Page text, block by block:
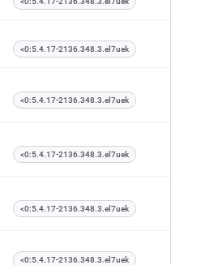
<0:5.4.17-2136.348.3.el7uek
<0:5.4.17-2136.348.3.el7uek
<0:5.4.17-2136.348.3.el7uek
<0:5.4.17-2136.348.3.el7uek
<0:5.4.17-2136.348.3.el7uek